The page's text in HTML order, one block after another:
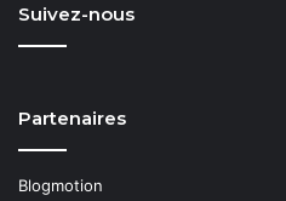
Suivez-nous
Partenaires
Blogmotion